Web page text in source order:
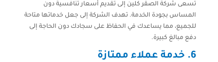
تسعى شركة الصقر كلين إلى تقديم أسعار تنافسية دون
المساس بجودة الخدمة. تهدف الشركة إلى جعل خدماتها متاحة
للجميع، مما يساعدك في الحفاظ على سجادك دون الحاجة إلى
دفع مبالغ كبيرة.
6. خدمة عملاء ممتازة